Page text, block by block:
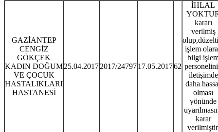
GAZİANTEP
CENGİZ
GÖKÇEK
KADIN DOĞUM
VE ÇOCUK
HASTALIKLARI
HASTANESİ
25.04.20172017/2479717.05.201762
İHLAL
kararı
verilmiş
işlem
bilgi
iletişimde
daha
olması
yönünde
karar